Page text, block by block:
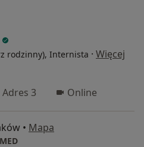
rodzinny), Internista · Więcej
Adres 3 Online
• Mapa